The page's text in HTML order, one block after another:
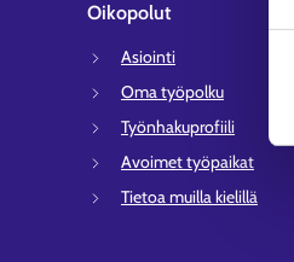
Oikopolut
Asiointi
Oma työpolku
Työnhakuprofiili
Avoimet työpaikat
Tietoa muilla kielillä